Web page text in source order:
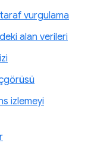
vurgulama
alan verileri
izlemeyi